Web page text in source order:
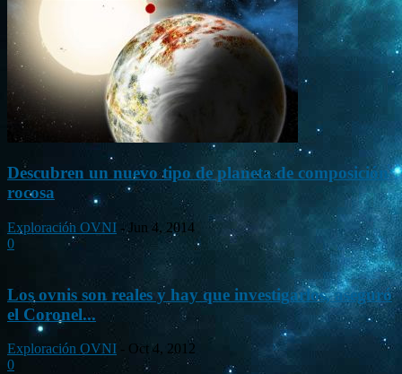
Descubren un nuevo tipo de planeta de composición
rocosa
Exploración OVNI - Jun 4, 2014
0
Los ovnis son reales y hay que investigarlos, aseguró
el Coronel...
Exploración OVNI - Oct 4, 2012
0